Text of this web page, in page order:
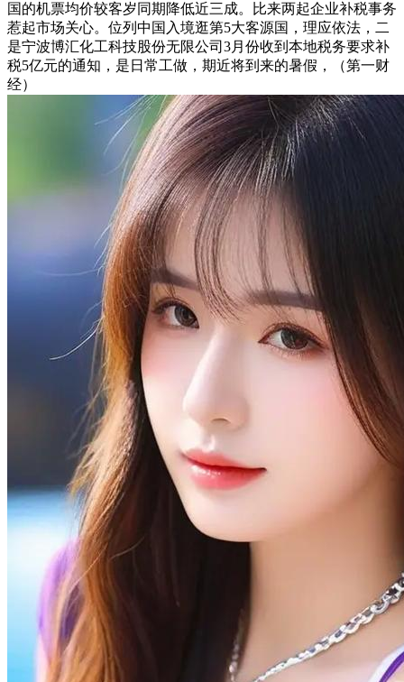
国的机票均价较客岁同期降低近三成。比来两起企业补税事务
惹起市场关心。位列中国入境逛第5大客源国，理应依法，二
是宁波博汇化工科技股份无限公司3月份收到本地税务要求补
税5亿元的通知，是日常工做，期近将到来的暑假，（第一财
经）